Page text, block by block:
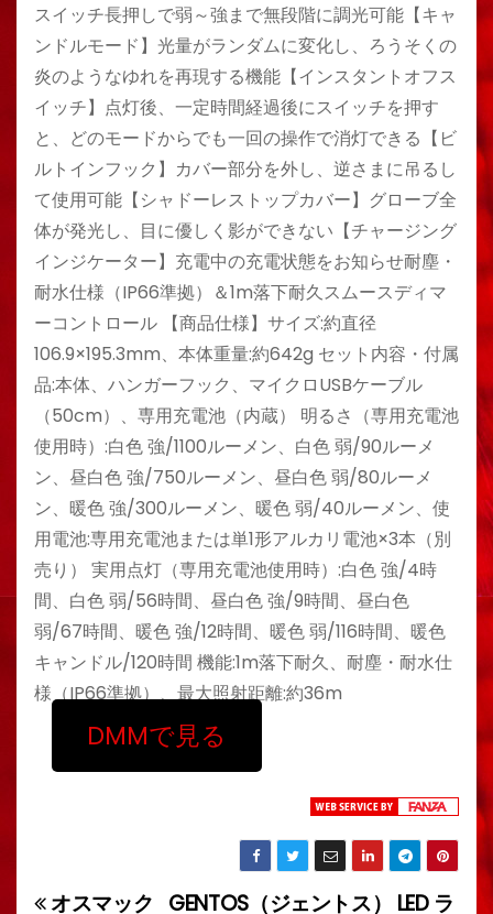
スイッチ長押しで弱～強まで無段階に調光可能【キャ
ンドルモード】光量がランダムに変化し、ろうそくの
炎のようなゆれを再現する機能【インスタントオフス
イッチ】点灯後、一定時間経過後にスイッチを押す
と、どのモードからでも一回の操作で消灯できる【ビ
ルトインフック】カバー部分を外し、逆さまに吊るし
て使用可能【シャドーレストップカバー】グローブ全
体が発光し、目に優しく影ができない【チャージング
インジケーター】充電中の充電状態をお知らせ耐塵・
耐水仕様（IP66準拠）＆1m落下耐久スムースディマ
ーコントロール 【商品仕様】サイズ:約直径
106.9×195.3mm、本体重量:約642g セット内容・付属
品:本体、ハンガーフック、マイクロUSBケーブル
（50cm）、専用充電池（内蔵） 明るさ（専用充電池
使用時）:白色 強/1100ルーメン、白色 弱/90ルーメ
ン、昼白色 強/750ルーメン、昼白色 弱/80ルーメ
ン、暖色 強/300ルーメン、暖色 弱/40ルーメン、使
用電池:専用充電池または単1形アルカリ電池×3本（別
売り） 実用点灯（専用充電池使用時）:白色 強/4時
間、白色 弱/56時間、昼白色 強/9時間、昼白色
弱/67時間、暖色 強/12時間、暖色 弱/116時間、暖色
キャンドル/120時間 機能:1m落下耐久、耐塵・耐水仕
様（IP66準拠）、最大照射距離:約36m
DMMで見る
GENTOS（ジェントス） LED ラ
オスマック